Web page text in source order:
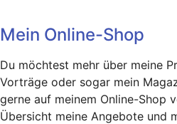
Mein Online-Shop
Du möchtest mehr über meine
Vorträge oder sogar mein
gerne auf meinem Online-Shop
Übersicht meine Angebote und